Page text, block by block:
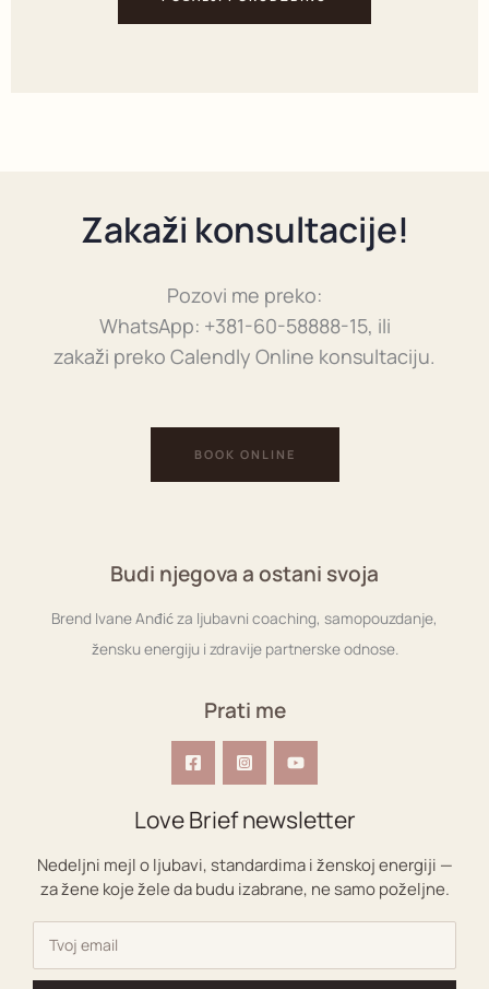
Zakaži konsultacije!
Pozovi me preko:
WhatsApp: +381-60-58888-15, ili
zakaži preko Calendly Online konsultaciju.
BOOK ONLINE
Budi njegova a ostani svoja
Brend Ivane Anđić za ljubavni coaching, samopouzdanje,
žensku energiju i zdravije partnerske odnose.
Prati me
Love Brief newsletter
Nedeljni mejl o ljubavi, standardima i ženskoj energiji —
za žene koje žele da budu izabrane, ne samo poželjne.